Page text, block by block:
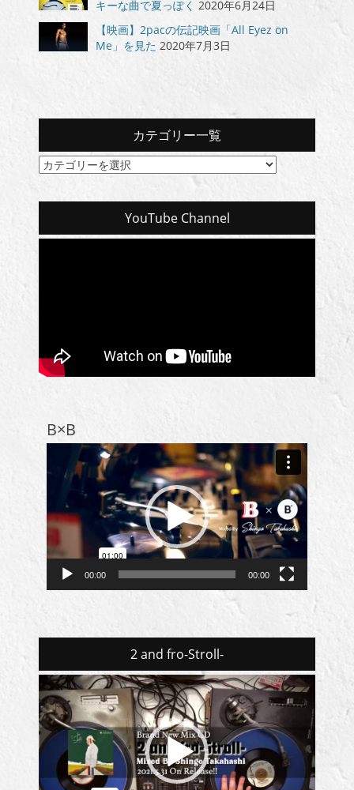
キーな曲で夏っぽく 2020年6月24日
【映画】2pacの伝記映画「All Eyez on
Me」を見た 2020年7月3日
カテゴリー一覧
カ
YouTube Channel
B×B
ー
ヤ
ー
00:00 00:00
2 and fro-Stroll-
動
画
プ
レ
ー
ヤ
ー